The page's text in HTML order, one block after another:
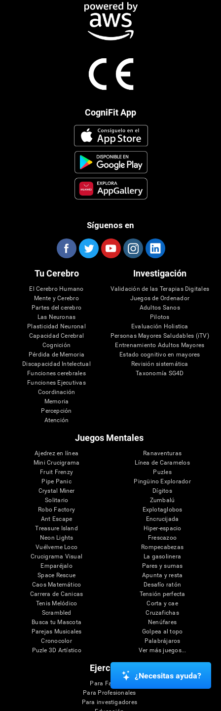
CogniFit App
Síguenos en
Tu Cerebro
El Cerebro Humano
Mente y Cerebro
Partes del cerebro
Las Neuronas
Plasticidad Neuronal
Capacidad Cerebral
Cognición
Pérdida de Memoria
Discapacidad Intelectual
Funciones cerebrales
Funciones Ejecutivas
Coordinación
Memoria
Percepción
Atención
Investigación
Validación de las Terapias Digitales
Juegos de Ordenador
Adultos Sanos
Pilotos
Evaluación Holistica
Personas Mayores Saludables (iTV)
Entrenamiento Adultos Mayores
Estado cognitivo en mayores
Revisión sistemática
Taxonomía SG4D
Juegos Mentales
Ajedrez en línea
Mini Crucigrama
Fruit Frenzy
Pipe Panic
Crystal Miner
Solitario
Robo Factory
Ant Escape
Treasure Island
Neon Lights
Vuélveme Loco
Crucigrama Visual
Emparéjalo
Space Rescue
Caos Matemático
Carrera de Canicas
Tenis Melódico
Scrambled
Busca tu Mascota
Parejas Musicales
Cronocolor
Puzle 3D Artístico
Ranaventuras
Línea de Caramelos
Puzles
Pingüino Explorador
Dígitos
Zumbalú
Explotaglobos
Encrucijada
Hiper-espacio
Frescazoo
Rompecabezas
La gasolinera
Pares y sumas
Apunta y resta
Desafío ratón
Tensión perfecta
Corta y cae
Cruzafichas
Nenúfares
Golpea al topo
Palabrájaros
Ver más juegos...
Ejercicios
Para Familias
Para Profesionales
Para investigadores
¿Necesitas ayuda?